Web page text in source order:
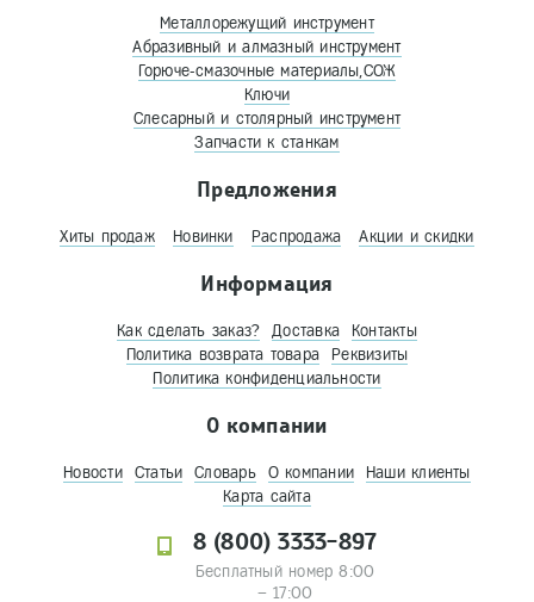
Металлорежущий инструмент
Абразивный и алмазный инструмент
Горюче-смазочные материалы,СОЖ
Ключи
Слесарный и столярный инструмент
Запчасти к станкам
Предложения
Хиты продаж Новинки Распродажа Акции и скидки
Информация
Как сделать заказ? Доставка
Контакты
Политика возврата товара
Реквизиты
Политика конфиденциальности
О компании
Новости Статьи Словарь О компании
Наши клиенты
Карта сайта
8 (800) 3333-897
Бесплатный номер 8:00
– 17:00